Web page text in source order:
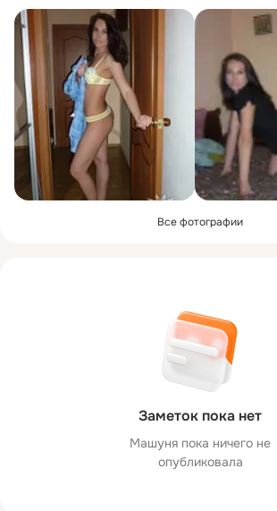
Все фотографии
Заметок пока нет
Машуня пока ничего не
опубликовала